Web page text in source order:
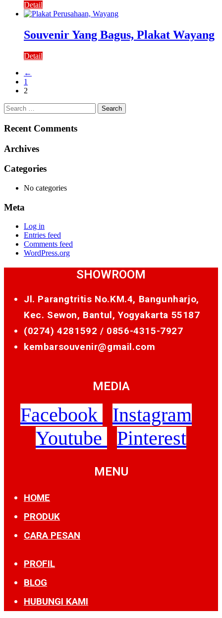
Detail
Souvenir Yang Bagus, Plakat Wayang
Detail
←
1
2
Search
for:
Recent Comments
Archives
Categories
No categories
Meta
Log in
Entries feed
Comments feed
WordPress.org
SHOWROOM
Jl. Parangtritis No.KM.4, Bangunharjo,
Kec. Sewon, Bantul, Yogyakarta 55187
(0274) 4281592 / 0856-4315-7927
kembarsouvenir@gmail.com
MEDIA
Facebook
Instagram
Youtube
Pinterest
MENU
HOME
PRODUK
CARA PESAN
PROFIL
BLOG
HUBUNGI KAMI